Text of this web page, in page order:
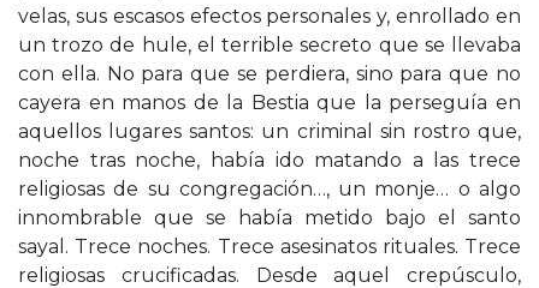
velas, sus escasos efectos personales y, enrollado en
un trozo de hule, el terrible secreto que se llevaba
con ella. No para que se perdiera, sino para que no
cayera en manos de la Bestia que la perseguía en
aquellos lugares santos: un criminal sin rostro que,
noche tras noche, había ido matando a las trece
religiosas de su congregación…, un monje… o algo
innombrable que se había metido bajo el santo
sayal. Trece noches. Trece asesinatos rituales. Trece
religiosas crucificadas. Desde aquel crepúsculo,